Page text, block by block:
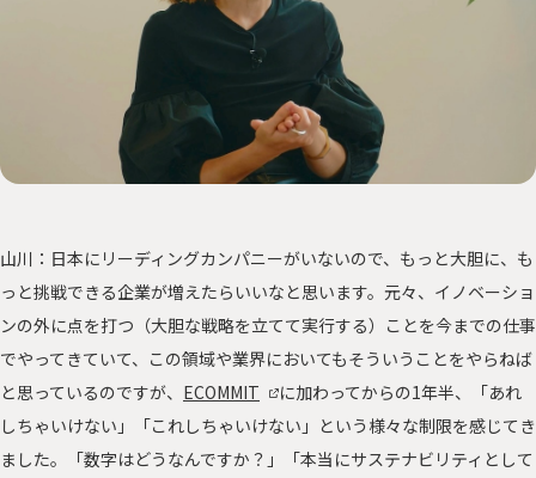
山川：日本にリーディングカンパニーがいないので、もっと大胆に、も
っと挑戦できる企業が増えたらいいなと思います。元々、イノベーショ
ンの外に点を打つ（大胆な戦略を立てて実行する）ことを今までの仕事
でやってきていて、この領域や業界においてもそういうことをやらねば
と思っているのですが、 ECOMMIT
に加わってからの1年半、「あれ
しちゃいけない」「これしちゃいけない」という様々な制限を感じてき
ました。「数字はどうなんですか？」「本当にサステナビリティとして